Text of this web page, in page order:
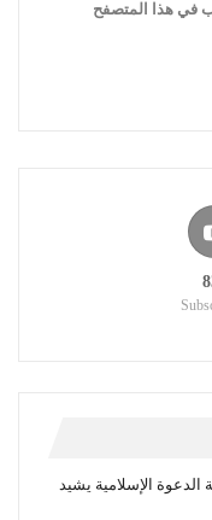
في هذا المتصفح
الإسلامية يشيد